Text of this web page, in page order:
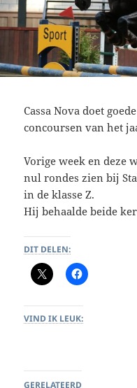
Cassa Nova doet
concoursen van het
Vorige week en deze
nul rondes zien bij
in de klasse Z.
Hij behaalde beide
DIT DELEN:
VIND IK LEUK:
GERELATEERD